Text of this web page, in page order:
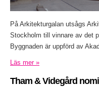
På Arkitekturgalan utsågs
Stockholm till vinnare av det
Byggnaden är uppförd av
Läs mer »
Tham & Videgård